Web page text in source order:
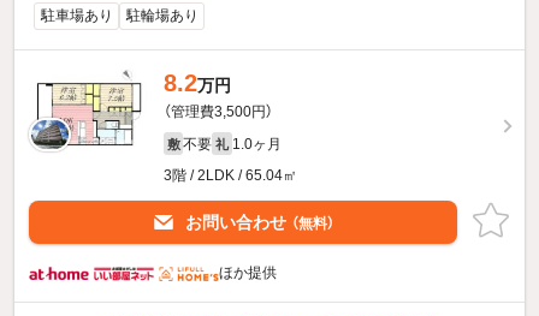
駐車場あり 駐輪場あり
8.2万円
（管理費3,500円）
敷 不要 礼 1.0ヶ月
3階 / 2LDK / 65.04㎡
お問い合わせ （無料）
ほか提供